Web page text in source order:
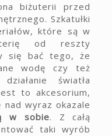
biżuterii przed
Szkatułki
które są w
od reszty
się bać tego, że
wodę czy też
światła
to akcesorium,
wyraz okazale
w sobie. Z całą
taki wyrób